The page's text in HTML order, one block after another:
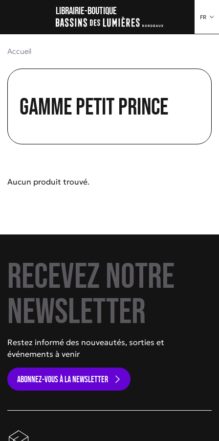
FR
Librairie-boutique
Accueil
Gamme Petit Prince
Aucun produit trouvé.
Recevez notre
newsletter
Restez informé des nouveautés, sorties et
événements à venir
ABONNEZ-VOUS À LA NEWSLETTER